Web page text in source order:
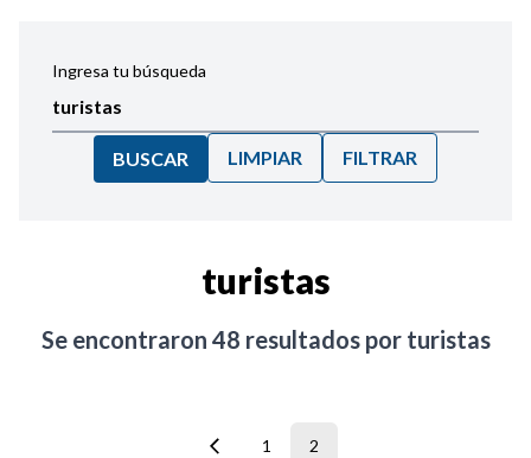
Ingresa tu búsqueda
BUSCAR LIMPIAR FILTRAR
turistas
Se encontraron 48 resultados por turistas
1 2